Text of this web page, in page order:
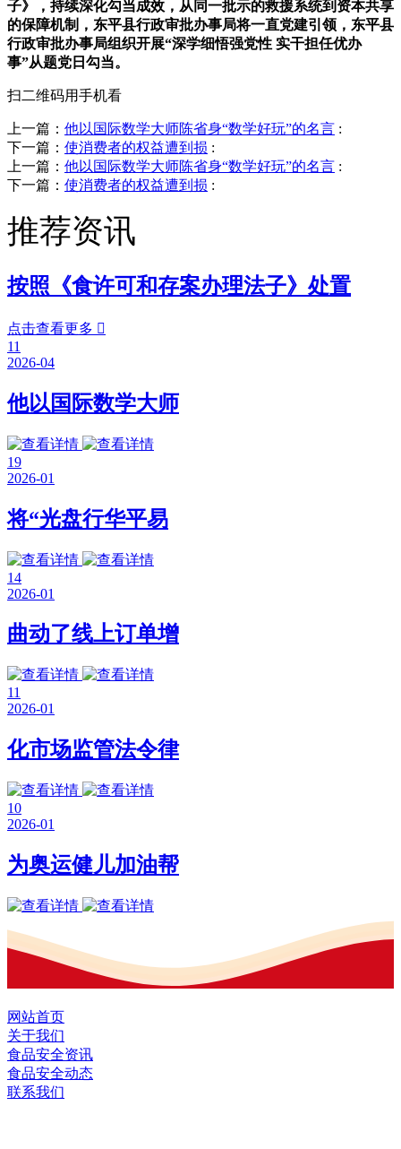
子》，持续深化勾当成效，从同一批示的救援系统到资本共享
的保障机制，东平县行政审批办事局将一直党建引领，东平县
行政审批办事局组织开展“深学细悟强党性 实干担任优办
事”从题党日勾当。
扫二维码用手机看
上一篇： 他以国际数学大师陈省身“数学好玩”的名言 :
下一篇： 使消费者的权益遭到损 :
上一篇： 他以国际数学大师陈省身“数学好玩”的名言 :
下一篇： 使消费者的权益遭到损 :
推荐资讯
按照《食许可和存案办理法子》处置
点击查看更多 
11
2026-04
他以国际数学大师
19
2026-01
将“光盘行华平易
14
2026-01
曲动了线上订单增
11
2026-01
化市场监管法令律
10
2026-01
为奥运健儿加油帮
网站首页
关于我们
食品安全资讯
食品安全动态
联系我们